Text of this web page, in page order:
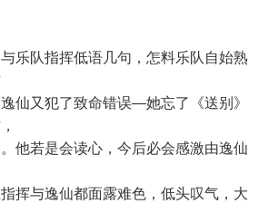
队指挥低语几句，怎料乐队自始熟
仙又犯了致命错误—她忘了《送别》
他若是会读心，今后必会感激由逸仙
挥与逸仙都面露难色，低头叹气，大